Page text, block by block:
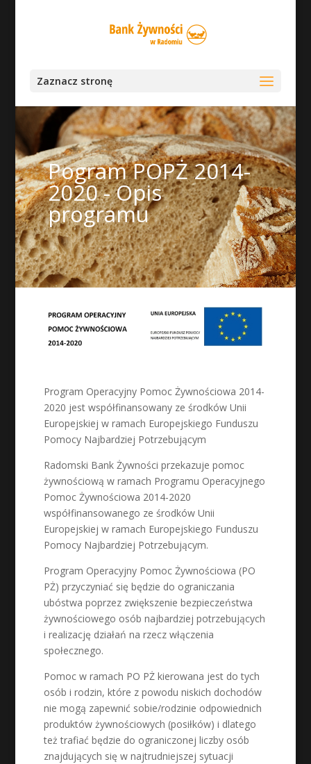
Zaznacz stronę
Pogram POPŻ 2014-
2020 - Opis
programu
Program Operacyjny Pomoc Żywnościowa 2014-
2020 jest współfinansowany ze środków Unii
Europejskiej w ramach Europejskiego Funduszu
Pomocy Najbardziej Potrzebującym
Radomski Bank Żywności przekazuje pomoc
żywnościową w ramach Programu Operacyjnego
Pomoc Żywnościowa 2014-2020
współfinansowanego ze środków Unii
Europejskiej w ramach Europejskiego Funduszu
Pomocy Najbardziej Potrzebującym.
Program Operacyjny Pomoc Żywnościowa (PO
PŻ) przyczyniać się będzie do ograniczania
ubóstwa poprzez zwiększenie bezpieczeństwa
żywnościowego osób najbardziej potrzebujących
i realizację działań na rzecz włączenia
społecznego.
Pomoc w ramach PO PŻ kierowana jest do tych
osób i rodzin, które z powodu niskich dochodów
nie mogą zapewnić sobie/rodzinie odpowiednich
produktów żywnościowych (posiłków) i dlatego
też trafiać będzie do ograniczonej liczby osób
znajdujących się w najtrudniejszej sytuacji